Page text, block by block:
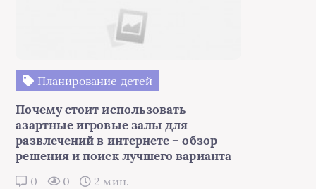
Планирование детей
Почему стоит использовать
азартные игровые залы для
развлечений в интернете – обзор
решения и поиск лучшего варианта
0 0 2 мин.